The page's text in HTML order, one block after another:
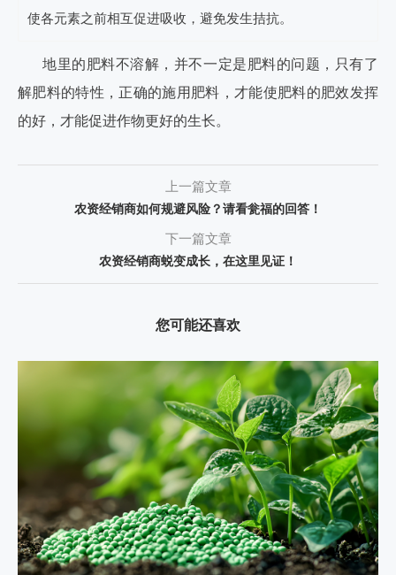
使各元素之前相互促进吸收，避免发生拮抗。
地里的肥料不溶解，并不一定是肥料的问题，只有了
解肥料的特性，正确的施用肥料，才能使肥料的肥效发挥
的好，才能促进作物更好的生长。
上一篇文章
农资经销商如何规避风险？请看瓮福的回答！
下一篇文章
农资经销商蜕变成长，在这里见证！
您可能还喜欢